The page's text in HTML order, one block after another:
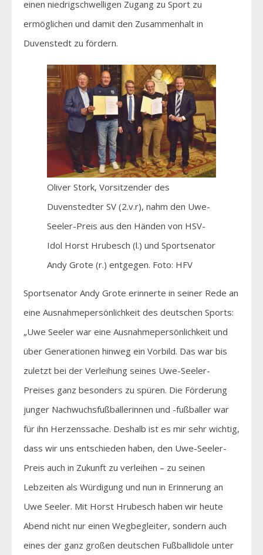
einen niedrigschwelligen Zugang zu Sport zu
ermöglichen und damit den Zusammenhalt in
Duvenstedt zu fördern.
Oliver Stork, Vorsitzender des
Duvenstedter SV (2.v.r), nahm den Uwe-
Seeler-Preis aus den Händen von HSV-
Idol Horst Hrubesch (l.) und Sportsenator
Andy Grote (r.) entgegen. Foto: HFV
Sportsenator Andy Grote erinnerte in seiner Rede an
eine Ausnahmepersönlichkeit des deutschen Sports:
„Uwe Seeler war eine Ausnahmepersönlichkeit und
über Generationen hinweg ein Vorbild. Das war bis
zuletzt bei der Verleihung seines Uwe-Seeler-
Preises ganz besonders zu spüren. Die Förderung
junger Nachwuchsfußballerinnen und -fußballer war
für ihn Herzenssache. Deshalb ist es mir sehr wichtig,
dass wir uns entschieden haben, den Uwe-Seeler-
Preis auch in Zukunft zu verleihen – zu seinen
Lebzeiten als Würdigung und nun in Erinnerung an
Uwe Seeler. Mit Horst Hrubesch haben wir heute
Abend nicht nur einen Wegbegleiter, sondern auch
eines der ganz großen deutschen Fußballidole unter